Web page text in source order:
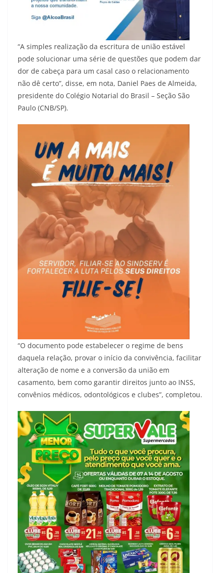
“A simples realização da escritura de união estável
pode solucionar uma série de questões que podem dar
dor de cabeça para um casal caso o relacionamento
não dê certo”, disse, em nota, Daniel Paes de Almeida,
presidente do Colégio Notarial do Brasil – Seção São
Paulo (CNB/SP).
“O documento pode estabelecer o regime de bens
daquela relação, provar o início da convivência, facilitar
alteração de nome e a conversão da união em
casamento, bem como garantir direitos junto ao INSS,
convênios médicos, odontológicos e clubes”, completou.